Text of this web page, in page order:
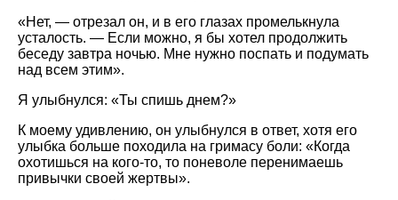
«Нет, — отрезал он, и в его глазах промелькнула
усталость. — Если можно, я бы хотел продолжить
беседу завтра ночью. Мне нужно поспать и подумать
над всем этим».
Я улыбнулся: «Ты спишь днем?»
К моему удивлению, он улыбнулся в ответ, хотя его
улыбка больше походила на гримасу боли: «Когда
охотишься на кого-то, то поневоле перенимаешь
привычки своей жертвы».